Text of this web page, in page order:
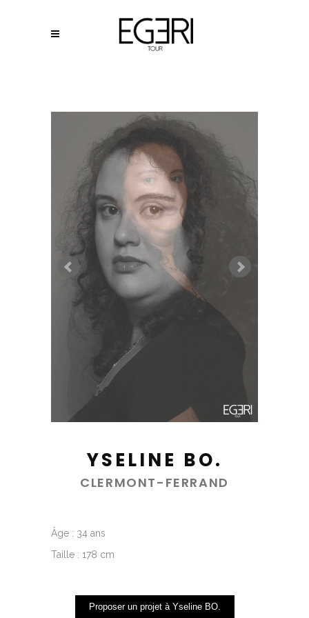
YSELINE BO.
CLERMONT-FERRAND
Âge : 34 ans
Taille : 178 cm
Proposer un projet à Yseline BO.